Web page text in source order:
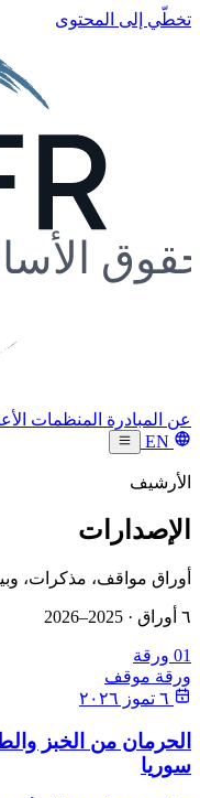
تخطّي إلى المحتوى
عن المبادرة المنظمات
الأرشيف
الإصدارات
أوراق مواقف، مذكرات،
٦ أوراق ·
2025–2026
01 ورقة
ورقة موقف
الحرمان من الخبز
سوريا